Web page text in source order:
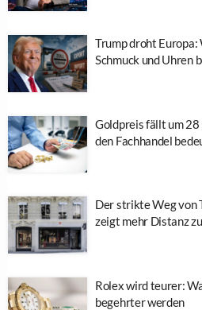
Trump droht
Schmuck und Uhren
Goldpreis fällt um
den Fachhandel
Der strikte Weg von
zeigt mehr Distanz
Rolex wird teurer:
begehrter werden